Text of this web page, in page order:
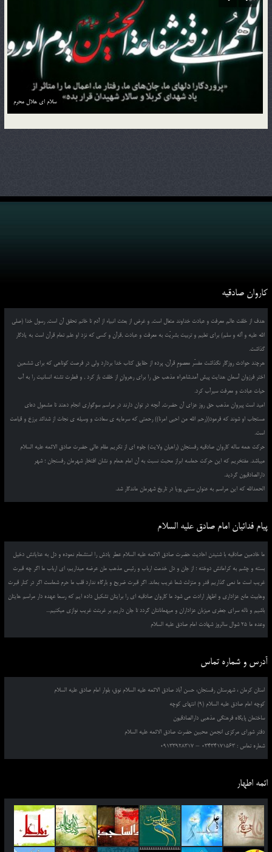
منزل به منزل با کاروان حسین بن علی علیه السلام
کاروان صادقیه
هدف از خلقت عالم معرفت و عبادت خداوند متعال است, و غرض از بعثت انبیاء از آدم تا خاتم تحقق آن است, رسول خدا (صلی
الله علیه و آله و سلم) برای تعلیم و تربیت بشریّت به معرفت و عبادت ,قرآن و کسی که نزد او علم تمام قرآن است به یادگار
گذاشت.
هرچند حوادث روزگار نگذاشت مفسّر معصومِ قرآن, پرده از حقایق کتاب خدا بردارد ولی در فرصت کوتاهی که برای ششمین
اختر فرزوان آسمان هدایت پیش آمد,شاهراه مذهب حق را برای رهروانِ از خلقت باز کرد , و فطرت تشنه انسانیت را به آب
حیات عبادت و معرفت سیرآب کرد.
امید است پیروان مذهب حق روز عزای آن حضرت, آنچه در توان دارند در مراسم سوگواری انجام دهند تا مشمول دعای
مستجاب او شوند که فرمود((رحم الله من احیی امرنا)) رحمتی که سرمایه ی سعادت و وسیله ی نجات از شدائد برزخ و قیامت
است.
حرکت همه ساله کاروان صادقیه رفسنجان (راهیان ولایت) جلوه ای از تکریم مقام عالی حضرت صادق الائمه علیه السلام
میباشد. مفتخریم که این حرکت حماسه ابراز محبت نسبت به آن امام همام و نشان افتخار شهرمان رفسنجان ؛ شهر
دارالصادقیون گردید.
الحمدالله که این مراسم به عنوان سنتی پویا در تاریخ شهرمان ماندگار شد.
پیام فدائیان امام صادق علیه السلام
ما خادمین صادقیه با شنیدن احادیث حضرت صادق الائمه علیه السلام عطر یادش را استشمام نموده و دل به عنایاتش دخیل
بسته و چشم به کراماتش دوخته ؛ از جان و دل خدمت ارباب و رئیس مذهب مان عرضه میداریم، ای ارباب ما اگر چه قبرت
غریب است ما نمی گذاریم قدر و منزلت شما غریب بماند. اگر قبرت ضریح و بارگاه ندارد قلب ما حرم شماست اگر در کنار قبرت
وهابیت مانع عزاداری و اظهار ارادت می شود ما کاروان صادقیه ای را برایتان تشکیل داده ایم که رسما عهده دار مراسم هایتان
باشیم و ناله سرای جعفری میزبان عزاداران و میهمانانتان گردد تا جان داریم بر غربتت غریب نوازی میکنیم...
وعده ما 25 شوال سالروز شهادت امام صادق علیه السلام
آدرس و شماره تماس
استان کرمان ، شهرستان رفسنجان، حسن آباد صادق الائمه علیه السلام نوق، بلوار امام صادق علیه السلام
کوچه امام صادق علیه السلام (9) انتهای کوچه
ساختمان پایگاه فرهنگی مذهبی دارالصادقیون
دفتر شورای مرکزی انجمن محبین حضرت صادق الائمه علیه السلام
شماره تماس : 03434171563 – 09133928317
ائمه اطهار